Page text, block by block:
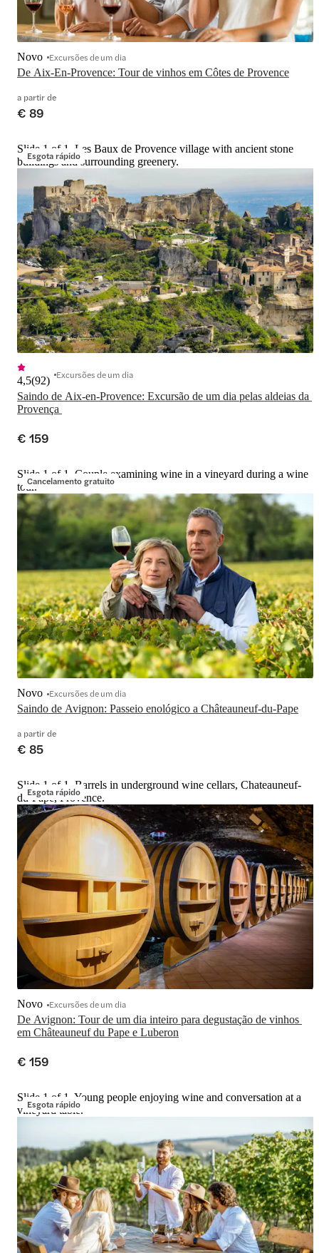
De Aix-En-Provence: Tour de vinhos em Côtes de Provence
Novo Excursões de um dia
a partir de
€ 89
Esgota rápido
Slide 1 of 1, Les Baux de Provence village with ancient stone
buildings and surrounding greenery.
Saindo de Aix-en-Provence: Excursão de um dia pelas aldeias da
4,5(92) Excursões de um dia
€ 159
Cancelamento gratuito
Slide 1 of 1, Couple examining wine in a vineyard during a wine
tour.
Saindo de Avignon: Passeio enológico a Châteauneuf-du-Pape
Novo Excursões de um dia
a partir de
€ 85
Esgota rápido
Slide 1 of 1, Barrels in underground wine cellars, Chateauneuf-
du-Pape, Provence.
De Avignon: Tour de um dia inteiro para degustação de vinhos
em Châteauneuf du Pape e Luberon
Novo Excursões de um dia
€ 159
Esgota rápido
Slide 1 of 1, Young people enjoying wine and conversation at a
vineyard table.